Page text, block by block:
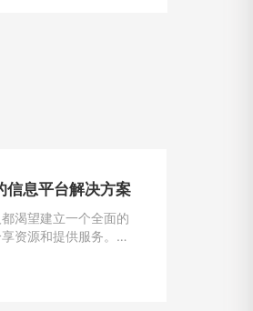
息平台解决方案
渴望建立一个全面的
资源和提供服务。